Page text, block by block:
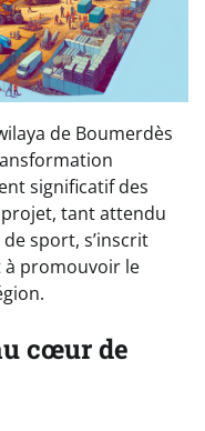
de Boumerdès
significatif des
tant attendu
sport, s’inscrit
à promouvoir le
cœur de